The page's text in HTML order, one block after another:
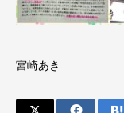
宮崎あき